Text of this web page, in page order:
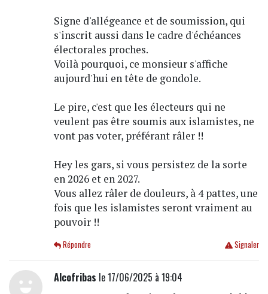
Signe d'allégeance et de soumission, qui
s'inscrit aussi dans le cadre d'échéances
électorales proches.
Voilà pourquoi, ce monsieur s'affiche
aujourd'hui en tête de gondole.
Le pire, c'est que les électeurs qui ne
veulent pas être soumis aux islamistes, ne
vont pas voter, préférant râler !!
Hey les gars, si vous persistez de la sorte
en 2026 et en 2027.
Vous allez râler de douleurs, à 4 pattes, une
fois que les islamistes seront vraiment au
pouvoir !!
Signaler
Répondre
Alcofribas le 17/06/2025 à 19:04